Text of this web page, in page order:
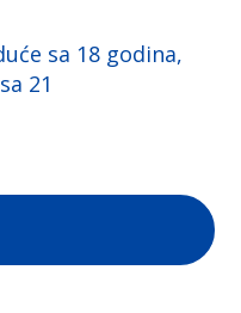
sa 18 godina,
21